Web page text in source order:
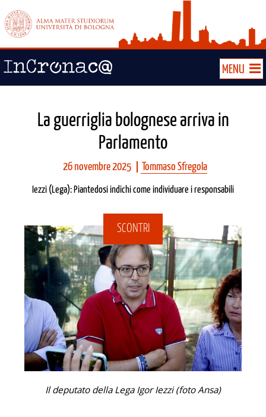
MENU
La guerriglia bolognese arriva in
Parlamento
26 novembre 2025 Tommaso Sfregola
Iezzi (Lega): Piantedosi indichi come individuare i responsabili
SCONTRI
Il deputato della Lega Igor Iezzi (foto Ansa)